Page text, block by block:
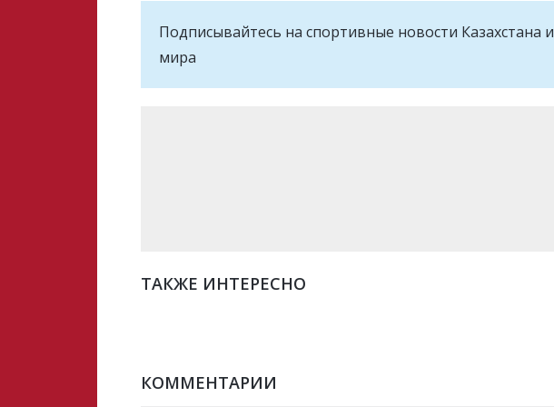
Подписывайтесь на cпортивные новости Казахстана и
мира
ТАКЖЕ ИНТЕРЕСНО
КОММЕНТАРИИ